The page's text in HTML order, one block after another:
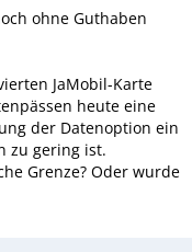
ohne Guthaben
JaMobil-Karte
heute eine
der Datenoption ein
zu gering ist.
Grenze? Oder wurde